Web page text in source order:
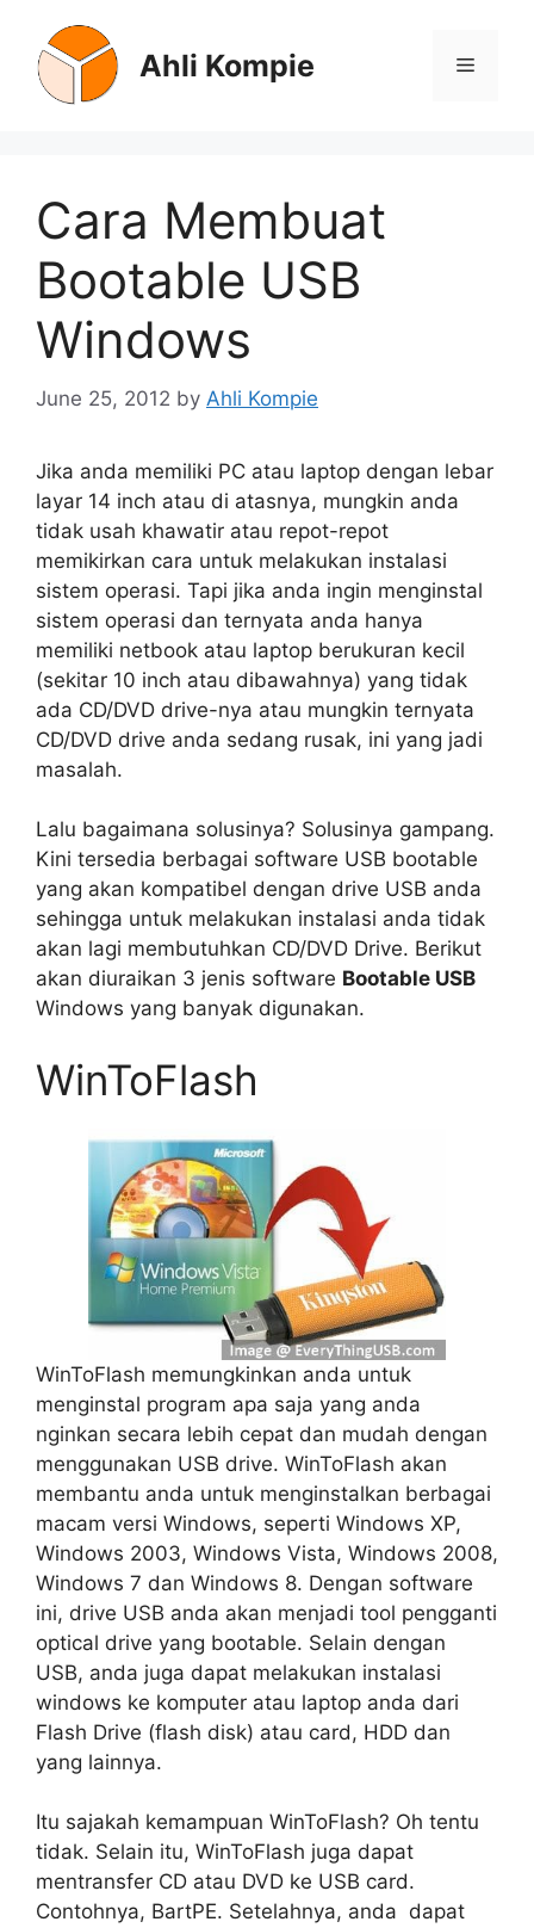
content
Ahli Kompie Menu
Cara Membuat
Bootable USB
Windows
June 25, 2012 by Ahli Kompie
Jika anda memiliki PC atau laptop dengan lebar
layar 14 inch atau di atasnya, mungkin anda
tidak usah khawatir atau repot-repot
memikirkan cara untuk melakukan instalasi
sistem operasi. Tapi jika anda ingin menginstal
sistem operasi dan ternyata anda hanya
memiliki netbook atau laptop berukuran kecil
(sekitar 10 inch atau dibawahnya) yang tidak
ada CD/DVD drive-nya atau mungkin ternyata
CD/DVD drive anda sedang rusak, ini yang jadi
masalah.
Lalu bagaimana solusinya? Solusinya gampang.
Kini tersedia berbagai software USB bootable
yang akan kompatibel dengan drive USB anda
sehingga untuk melakukan instalasi anda tidak
akan lagi membutuhkan CD/DVD Drive. Berikut
akan diuraikan 3 jenis software Bootable USB
Windows yang banyak digunakan.
WinToFlash
WinToFlash memungkinkan anda untuk
menginstal program apa saja yang anda
nginkan secara lebih cepat dan mudah dengan
menggunakan USB drive. WinToFlash akan
membantu anda untuk menginstalkan berbagai
macam versi Windows, seperti Windows XP,
Windows 2003, Windows Vista, Windows 2008,
Windows 7 dan Windows 8. Dengan software
ini, drive USB anda akan menjadi tool pengganti
optical drive yang bootable. Selain dengan
USB, anda juga dapat melakukan instalasi
windows ke komputer atau laptop anda dari
Flash Drive (flash disk) atau card, HDD dan
yang lainnya.
Itu sajakah kemampuan WinToFlash? Oh tentu
tidak. Selain itu, WinToFlash juga dapat
mentransfer CD atau DVD ke USB card.
Contohnya, BartPE. Setelahnya, anda dapat